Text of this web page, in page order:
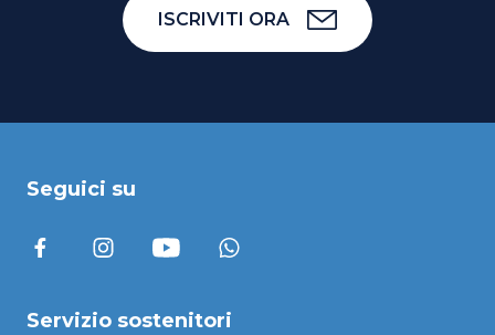
ISCRIVITI ORA
Seguici su
Servizio sostenitori